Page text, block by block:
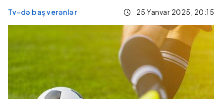
Tv-də baş verənlər 25 Yanvar 2025, 20:15